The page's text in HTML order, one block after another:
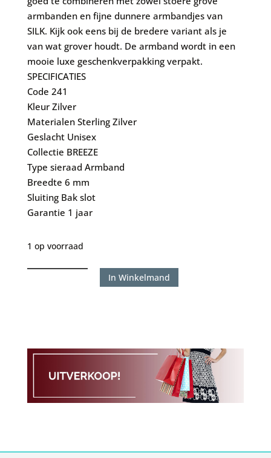
armbanden en fijne dunnere armbandjes van
SILK. Kijk ook eens bij de bredere variant als je
van wat grover houdt. De armband wordt in een
mooie luxe geschenkverpakking verpakt.
SPECIFICATIES
Code 241
Kleur Zilver
Materialen Sterling Zilver
Geslacht Unisex
Collectie BREEZE
Type sieraad Armband
Breedte 6 mm
Sluiting Bak slot
Garantie 1 jaar
1 op voorraad
aantal
In Winkelmand